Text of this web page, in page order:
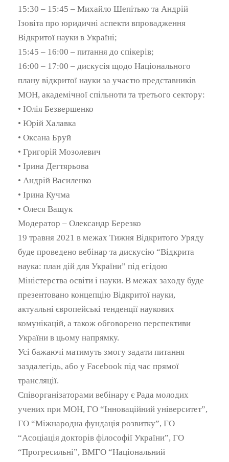
15:30 – 15:45 – Михайло Шепітько та Андрій
Ізовіта про юридичні аспекти впровадження
Відкритої науки в Україні;
15:45 – 16:00 – питання до спікерів;
16:00 – 17:00 – дискусія щодо Національного
плану відкритої науки за участю представників
МОН, академічної спільноти та третього сектору:
• Юлія Безвершенко
• Юрій Халавка
• Оксана Бруй
• Григорій Мозолевич
• Ірина Дегтярьова
• Андрій Василенко
• Ірина Кучма
• Олеся Ващук
Модератор – Олександр Березко
19 травня 2021 в межах Тижня Відкритого Уряду
буде проведено вебінар та дискусію “Відкрита
наука: план дій для України” під егідою
Міністерства освіти і науки. В межах заходу буде
презентовано концепцію Відкритої науки,
актуальні європейські тенденції наукових
комунікацій, а також обговорено перспективи
України в цьому напрямку.
Усі бажаючі матимуть змогу задати питання
заздалегідь, або у Facebook під час прямої
трансляції.
Співорганізаторами вебінару є Рада молодих
учених при МОН, ГО “Інноваційний університет”,
ГО “Міжнародна фундація розвитку”, ГО
“Асоціація докторів філософії України”, ГО
“Прогресильні”, ВМГО “Національний